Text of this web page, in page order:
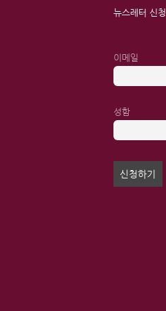
뉴스레터 신청
이메일
성함